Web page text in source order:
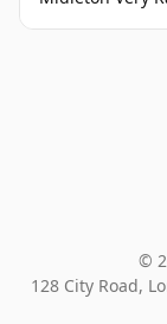
©
128 City Road,